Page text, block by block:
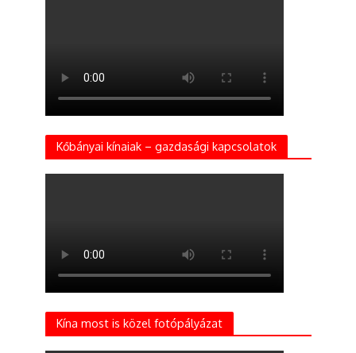
Kőbányai kínaiak – gazdasági kapcsolatok
Kína most is közel fotópályázat